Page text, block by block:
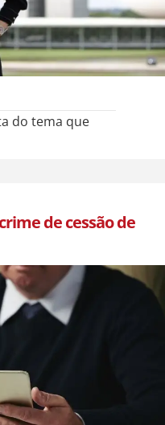
do tema que
de cessão de